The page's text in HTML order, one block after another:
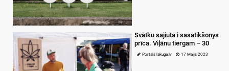
Svātku sajiuta i sasatikšonys
prīca. Viļānu tiergam – 30
Portals lakuga.lv 17 Maijs 2023